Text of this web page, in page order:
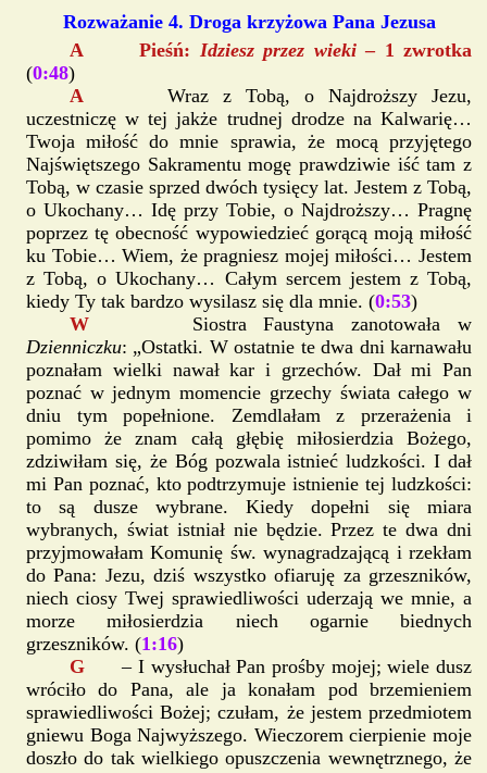
Rozważanie 4. Droga krzyżowa Pana Jezusa
A Pieśń: Idziesz przez wieki– 1 zwrotka
(0:48)
AWraz z Tobą, o Najdroższy Jezu,
uczestniczę w tej jakże trudnej drodze na Kalwarię…
Twoja miłość do mnie sprawia, że mocą przyjętego
Najświętszego Sakramentu mogę prawdziwie iść tam z
Tobą, w czasie sprzed dwóch tysięcy lat. Jestem z Tobą,
o Ukochany… Idę przy Tobie, o Najdroższy… Pragnę
poprzez tę obecność wypowiedzieć gorącą moją miłość
ku Tobie… Wiem, że pragniesz mojej miłości… Jestem
z Tobą, o Ukochany… Całym sercem jestem z Tobą,
kiedy Ty tak bardzo wysilasz się dla mnie. (0:53)
W Siostra Faustyna zanotowała w
Dzienniczku: „Ostatki. W ostatnie te dwa dni karnawału
poznałam wielki nawał kar i grzechów. Dał mi Pan
poznać w jednym momencie grzechy świata całego w
dniu tym popełnione. Zemdlałam z przerażenia i
pomimo że znam całą głębię miłosierdzia Bożego,
zdziwiłam się, że Bóg pozwala istnieć ludzkości. I dał
mi Pan poznać, kto podtrzymuje istnienie tej ludzkości:
to są dusze wybrane. Kiedy dopełni się miara
wybranych, świat istniał nie będzie. Przez te dwa dni
przyjmowałam Komunię św. wynagradzającą i rzekłam
do Pana: Jezu, dziś wszystko ofiaruję za grzeszników,
niech ciosy Twej sprawiedliwości uderzają we mnie, a
morze miłosierdzia niech ogarnie biednych
grzeszników. (1:16)
G– I wysłuchał Pan prośby mojej; wiele dusz
wróciło do Pana, ale ja konałam pod brzemieniem
sprawiedliwości Bożej; czułam, że jestem przedmiotem
gniewu Boga Najwyższego. Wieczorem cierpienie moje
doszło do tak wielkiego opuszczenia wewnętrznego, że